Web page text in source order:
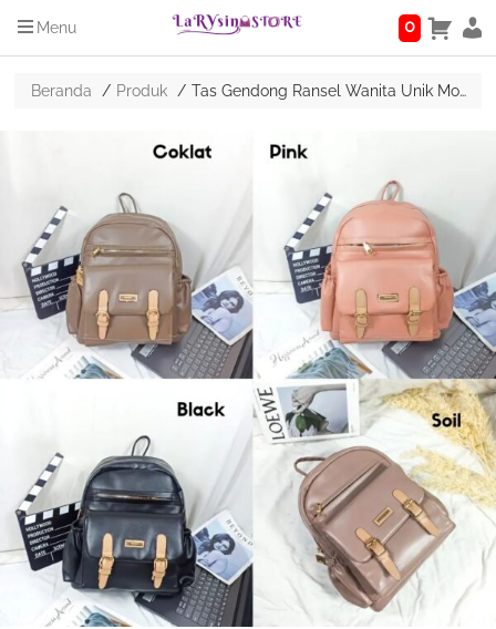
Menu 0
Beranda Produk Tas Gendong Ransel Wanita Unik Model Terbaru